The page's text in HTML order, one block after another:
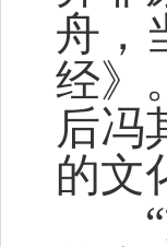
舟，
经》
后冯
的文
“文